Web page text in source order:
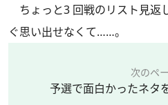
ちょっと3 回戦のリスト見返
ぐ思い出せなくて……。
次のペ
予選で面白かったネタ